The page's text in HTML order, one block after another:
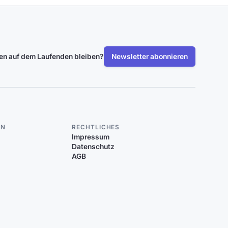
auf dem Laufenden bleiben? Newsletter abonnieren
RECHTLICHES
Impressum
Datenschutz
AGB